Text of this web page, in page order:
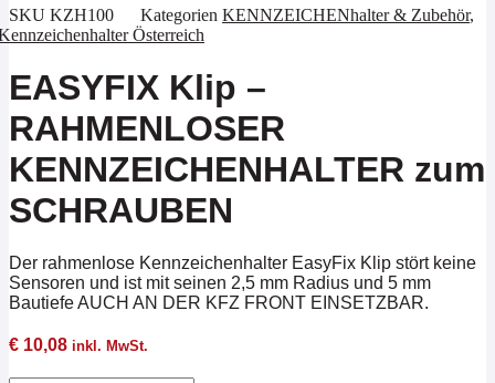
SKU KZH100 Kategorien KENNZEICHENhalter & Zubehör,
Österreich
EASYFIX Klip –
RAHMENLOSER
KENNZEICHENHALTER zum
SCHRAUBEN
Der rahmenlose Kennzeichenhalter EasyFix Klip stört keine
Sensoren und ist mit seinen 2,5 mm Radius und 5 mm
Bautiefe AUCH AN DER KFZ FRONT EINSETZBAR.
€ 10,08 inkl. MwSt.